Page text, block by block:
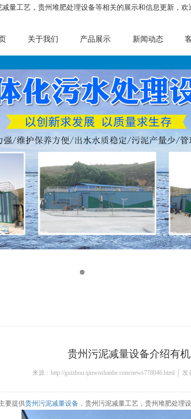
减量工艺，贵州堆肥处理设备等相关的展示和信息更新，欢
关于我们 产品展示 新闻动态
贵州污泥减量设备介绍有
来源：http://guizhou.qinwoshanhe.com/news778046.html │
要提供贵州污泥减量设备 ，贵州污泥减量工艺，贵州堆肥处理